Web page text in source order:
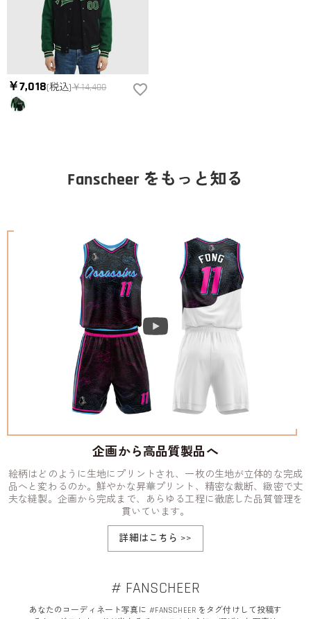
￥7,018(税込)￥14,400
Fanscheer をもっと知る
企画から高品質製品へ
絵柄はどのように生地にプリントされ、一枚の生地が立体的な完成
品へと変わるのか。鮮やかな昇華プリント、精密な裁断、緻密で丈
夫な縫製。企画から完成まで、あらゆる工程に徹底した品質管理を
貫いています。
詳細はこちら >>
# FANSCHEER
あなたのコーディネート写真に #FANSCHEER をタグ付けして投稿す